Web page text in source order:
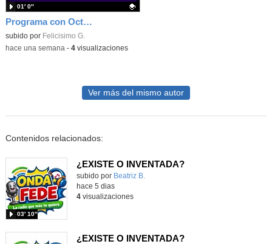
Programa con Octostudio, una animación utilizando la cámara para una foto y audio y texto para comunicar.
Contenido educativo.
subido por Felicisimo G.
01′ 0″
-hace una semana - 4visualizaciones
Ver más del mismo autor
Contenidos relacionados:
¿EXISTE O INVENTADA?
Contenido educativo.
subido por Beatriz B.
03′ 10″
hace 5 dias
4visualizaciones
¿EXISTE O INVENTADA?